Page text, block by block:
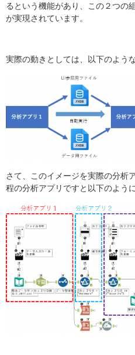
るという機能があり、この２つの
が実現されています。
実際の動きとしては、以下のよう
さて、このイメージを実際の分析
程の分析アプリですと以下のよう